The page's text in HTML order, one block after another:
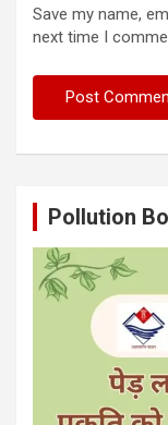
Save my name,
next time I
Pollution